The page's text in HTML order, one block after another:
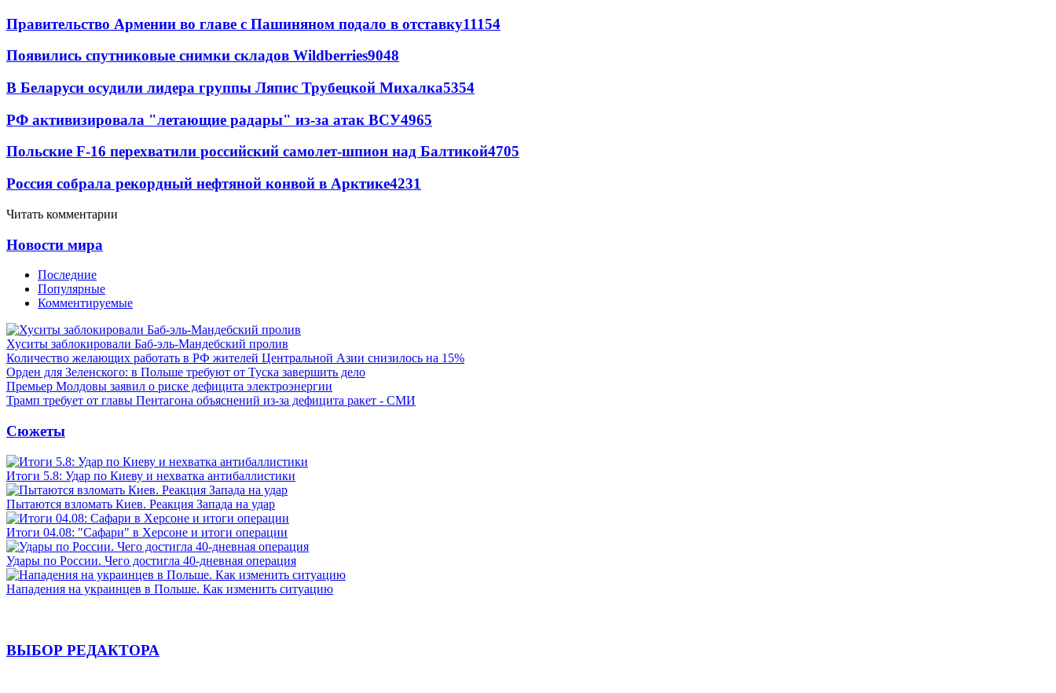
Правительство Армении во главе с Пашиняном подало в отставку11154
Появились спутниковые снимки складов Wildberries9048
В Беларуси осудили лидера группы Ляпис Трубецкой Михалка5354
РФ активизировала "летающие радары" из-за атак ВСУ4965
Польские F-16 перехватили российский самолет-шпион над Балтикой4705
Россия собрала рекордный нефтяной конвой в Арктике4231
Читать комментарии
Новости мира
Последние
Популярные
Комментируемые
Хуситы заблокировали Баб-эль-Мандебский пролив
Количество желающих работать в РФ жителей Центральной Азии снизилось на 15%
Орден для Зеленского: в Польше требуют от Туска завершить дело
Премьер Молдовы заявил о риске дефицита электроэнергии
Трамп требует от главы Пентагона объяснений из-за дефицита ракет - СМИ
Сюжеты
Итоги 5.8: Удар по Киеву и нехватка антибаллистики
Пытаются взломать Киев. Реакция Запада на удар
Итоги 04.08: "Сафари" в Херсоне и итоги операции
Удары по России. Чего достигла 40-дневная операция
Нападения на украинцев в Польше. Как изменить ситуацию
ВЫБОР РЕДАКТОРА